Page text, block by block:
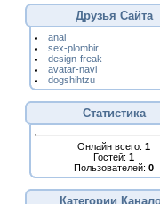
Друзья Сайта
anal
sex-plombir
design-freak
avatar-navi
dogshihtzu
Статистика
Онлайн всего: 1
Гостей: 1
Пользователей: 0
Категории